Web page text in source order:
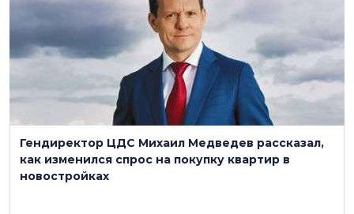
Гендиректор ЦДС Михаил Медведев рассказал,
как изменился спрос на покупку квартир в
новостройках